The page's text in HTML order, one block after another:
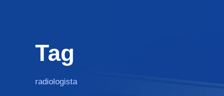
Tag
radiologista